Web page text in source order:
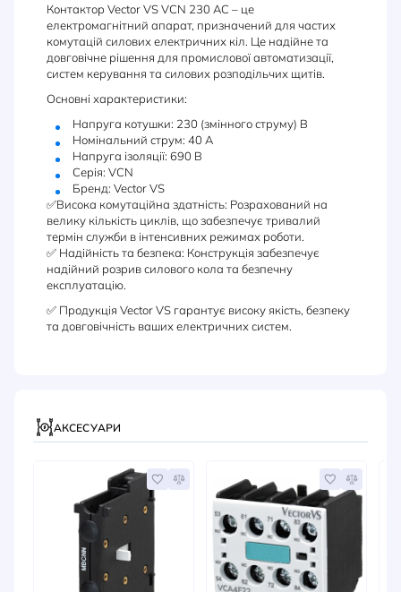
Контактор Vector VS VCN 230 AC – це
електромагнітний апарат, призначений для частих
комутацій силових електричних кіл. Це надійне та
довговічне рішення для промислової автоматизації,
систем керування та силових розподільчих щитів.
Основні характеристики:
Напруга котушки: 230 (змінного струму) В
Номінальний струм: 40 А
Напруга ізоляції: 690 В
Серія: VCN
Бренд: Vector VS
✅Висока комутаційна здатність: Розрахований на
велику кількість циклів, що забезпечує тривалий
термін служби в інтенсивних режимах роботи.
✅ Надійність та безпека: Конструкція забезпечує
надійний розрив силового кола та безпечну
експлуатацію.
✅ Продукція Vector VS гарантує високу якість, безпеку
та довговічність ваших електричних систем.
АКСЕСУАРИ